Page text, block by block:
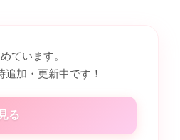
ています。
加・更新中です！
る